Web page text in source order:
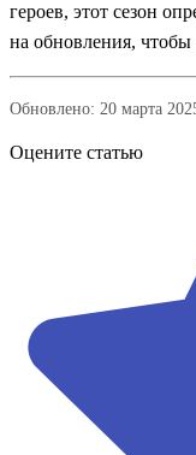
героев, этот сезон
на обновления,
Обновлено: 20 марта
Оцените статью